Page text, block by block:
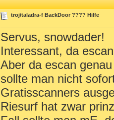
troj/taladra-f BackDoor ???? Hilfe
Servus, snowdader!
Interessant, da
Aber da escan
sollte man nicht
Gratisscanners
Riesurf hat zwar